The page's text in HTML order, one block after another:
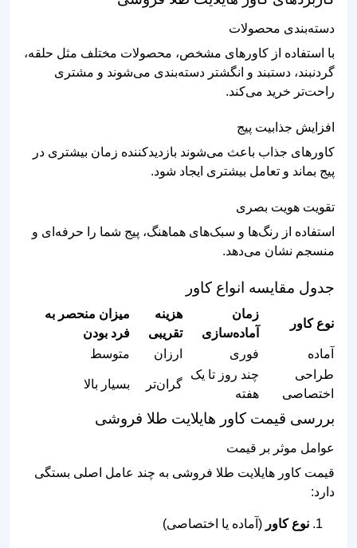
دسته‌بندی محصولات
با استفاده از کاورهای مشخص، محصولات مختلف مثل حلقه،
گردنبند، دستبند و انگشتر دسته‌بندی می‌شوند و مشتری
راحت‌تر خرید می‌کند.
افزایش جذابیت پیج
کاورهای جذاب باعث می‌شوند بازدیدکننده زمان بیشتری در
پیج بماند و تعامل بیشتری ایجاد شود.
تقویت هویت بصری
استفاده از رنگ‌ها و سبک‌های هماهنگ، پیج شما را حرفه‌ای و
منسجم نشان می‌دهد.
جدول مقایسه انواع کاور
نوع کاور
زمان
آماده‌سازی
هزینه
تقریبی
میزان منحصر به
فرد بودن
آماده
فوری ارزان
متوسط
طراحی
اختصاصی
چند روز تا یک
هفته
گران‌تر بسیار بالا
بررسی قیمت کاور هایلایت طلا فروشی
عوامل موثر بر قیمت
قیمت کاور هایلایت طلا فروشی به چند عامل اصلی بستگی
دارد:
نوع کاور (آماده یا اختصاصی)